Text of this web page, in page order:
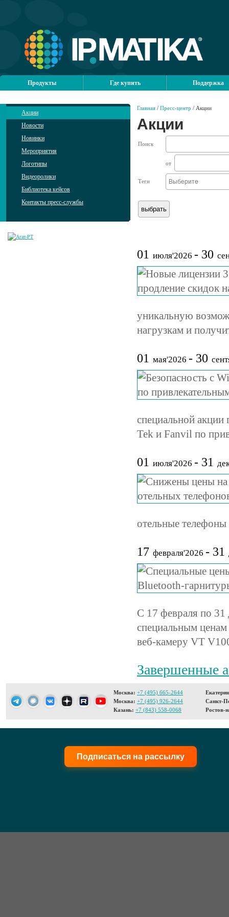
Продукты Где купить Поддержка
Акции
Новости
Новинки
Мероприятия
Логотипы
Видеоролики
Библиотека кейсов
Контакты пресс-службы
Главная / Пресс-центр / Акции
Акции
Поиск
от
Теги
01 июля'2026 - 30
уникальную
нагрузкам и
01 мая'2026 - 30
специальной
Tek и Fanvil по
01 июля'2026 - 31
отельные
17 февраля'2026 - 31
С 17 февраля по 31
специальным
веб-камеру VT
Завершенные
Москва: +7 (495) 665-2644
Москва: +7 (495) 926-2644
Казань: +7 (843) 558-0068
Санкт-
Ростов-
Подписаться на рассылку